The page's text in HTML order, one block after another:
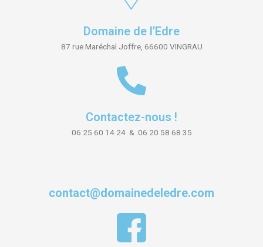
Domaine de l’Edre
87 rue Maréchal Joffre, 66600 VINGRAU
Contactez-nous !
06 25 60 14 24 & 06 20 58 68 35
contact@domainedeledre.com